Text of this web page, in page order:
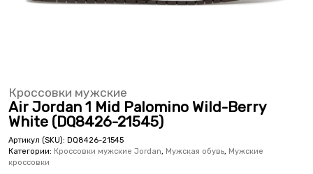
Кроссовки мужские
Air Jordan 1 Mid Palomino Wild-Berry
White (DQ8426-21545)
Артикул (SKU): DQ8426-21545
Категории: Кроссовки мужские Jordan, Мужская обувь, Мужские
кроссовки